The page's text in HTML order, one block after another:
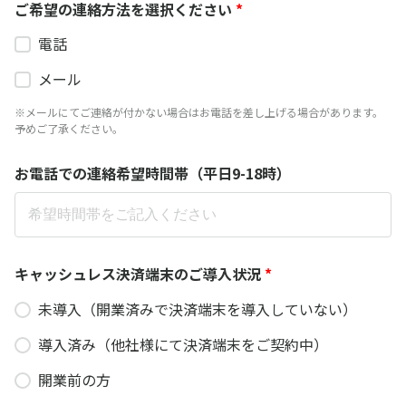
ご希望の連絡方法を選択ください *
電話
メール
※メールにてご連絡が付かない場合はお電話を差し上げる場合があります。
予めご了承ください。
お電話での連絡希望時間帯（平日9-18時）
キャッシュレス決済端末のご導入状況 *
未導入（開業済みで決済端末を導入していない）
導入済み（他社様にて決済端末をご契約中）
開業前の方